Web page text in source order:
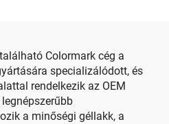
Colormark cég a
specializálódott, és
rendelkezik az OEM
a minőségi géllakk, a